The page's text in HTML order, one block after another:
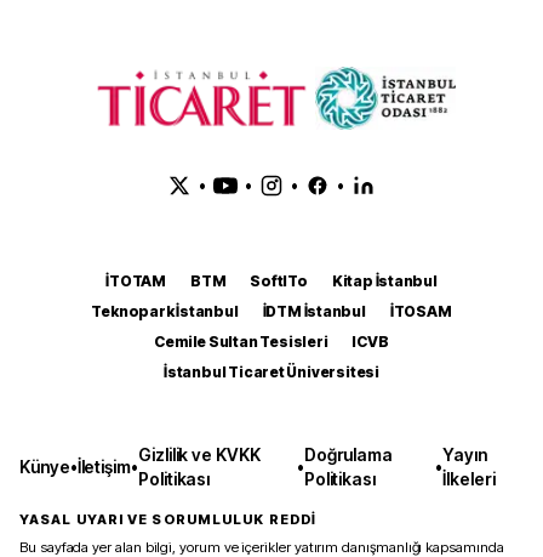
• • • •
İTOTAM BTM SoftITo
Kitap İstanbul
Teknopark İstanbul
İDTM İstanbul
İTOSAM
Cemile Sultan Tesisleri
ICVB
İstanbul Ticaret Üniversitesi
Künye•İletişim•
Gizlilik ve KVKK
Politikası
•
Doğrulama
Politikası
•
Yayın
İlkeleri
YASAL UYARI VE SORUMLULUK REDDİ
Bu sayfada yer alan bilgi, yorum ve içerikler yatırım danışmanlığı kapsamında